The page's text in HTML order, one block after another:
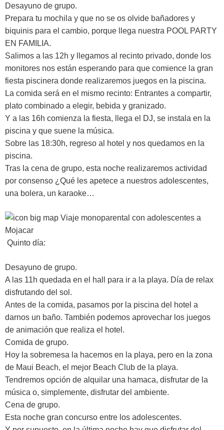
Desayuno de grupo.
Prepara tu mochila y que no se os olvide bañadores y
biquinis para el cambio, porque llega nuestra POOL PARTY
EN FAMILIA.
Salimos a las 12h y llegamos al recinto privado, donde los
monitores nos están esperando para que comience la gran
fiesta piscinera donde realizaremos juegos en la piscina.
La comida será en el mismo recinto: Entrantes a compartir,
plato combinado a elegir, bebida y granizado.
Y a las 16h comienza la fiesta, llega el DJ, se instala en la
piscina y que suene la música.
Sobre las 18:30h, regreso al hotel y nos quedamos en la
piscina.
Tras la cena de grupo, esta noche realizaremos actividad
por consenso ¿Qué les apetece a nuestros adolescentes,
una bolera, un karaoke…
Quinto día:
Desayuno de grupo.
A las 11h quedada en el hall para ir a la playa. Día de relax
disfrutando del sol.
Antes de la comida, pasamos por la piscina del hotel a
darnos un baño. También podemos aprovechar los juegos
de animación que realiza el hotel.
Comida de grupo.
Hoy la sobremesa la hacemos en la playa, pero en la zona
de Maui Beach, el mejor Beach Club de la playa.
Tendremos opción de alquilar una hamaca, disfrutar de la
música o, simplemente, disfrutar del ambiente.
Cena de grupo.
Esta noche gran concurso entre los adolescentes.